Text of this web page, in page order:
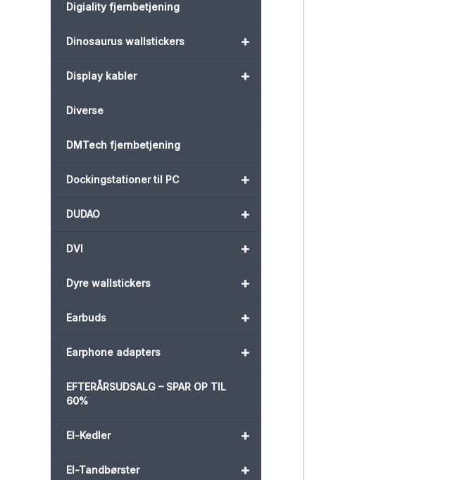
Digiality fjernbetjening
+
Dinosaurus wallstickers
+
Display kabler
Diverse
DMTech fjernbetjening
+
Dockingstationer til PC
+
DUDAO
+
DVI
+
Dyre wallstickers
+
Earbuds
+
Earphone adapters
EFTERÅRSUDSALG – SPAR OP TIL
60%
+
El-Kedler
+
El-Tandbørster